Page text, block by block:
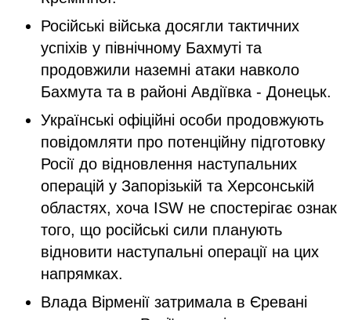
Російські війська досягли тактичних
успіхів у північному Бахмуті та
продовжили наземні атаки навколо
Бахмута та в районі Авдіївка - Донецьк.
Українські офіційні особи продовжують
повідомляти про потенційну підготовку
Росії до відновлення наступальних
операцій у Запорізькій та Херсонській
областях, хоча ISW не спостерігає ознак
того, що російські сили планують
відновити наступальні операції на цих
напрямках.
Влада Вірменії затримала в Єревані